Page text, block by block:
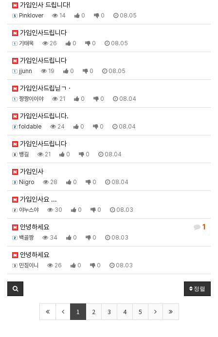
가입인사 드립니다!
Pinklover 14 0 0 08.05
가입인사드립니다
기태욱 26 0 0 08.05
가입인사드립니다
jjunn 19 0 0 08.05
가입인사드립닏ㄱㆍ
짱짱이이야 21 0 0 08.04
가입인사드립니다.
foldable 24 0 0 08.04
가입인사드립니다
뱅길 21 0 0 08.04
가입인사
Nigro 28 0 0 08.04
가입인사요 ...
야누스야 30 0 0 08.03
1
안녕하세요
백골짱 34 0 0 08.03
안녕하세요
민징이니 26 0 0 08.03
정렬
1 2 3 4 5